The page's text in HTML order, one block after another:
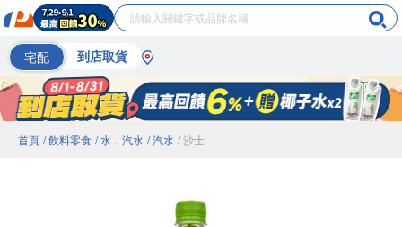
宅配 到店取貨
首頁 / 飲料零食 / 水．汽水 / 汽水 / 沙士